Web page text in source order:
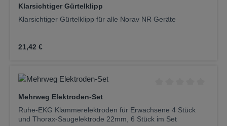
Klarsichtiger Gürtelklipp
Klarsichtiger Gürtelklipp für alle Norav NR Geräte
Regulärer Preis:
21,42 €
Mehrweg Elektroden-Set
Ruhe-EKG Klammerelektroden für Erwachsene 4 Stück
und Thorax-Saugelektrode 22mm, 6 Stück im Set